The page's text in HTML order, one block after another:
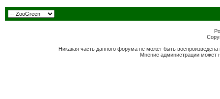
Никакая часть данного форума не может быть
Мнение администрации может